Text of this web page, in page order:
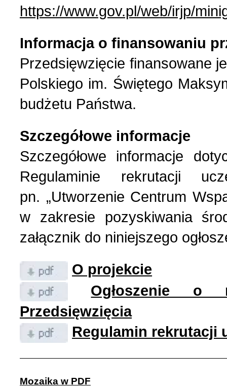
https://www.gov.pl/web/irjp/
Informacja o finansowaniu
Przedsięwzięcie finansowane
Polskiego im. Świętego
budżetu Państwa.
Szczegółowe informacje
Szczegółowe informacje
Regulaminie rekrutacji
pn. „Utworzenie Centrum
w zakresie pozyskiwania
załącznik do niniejszego
O projekcie
Ogłoszenie o
Przedsięwzięcia
Regulamin rekrutacji
Mozaika w PDF